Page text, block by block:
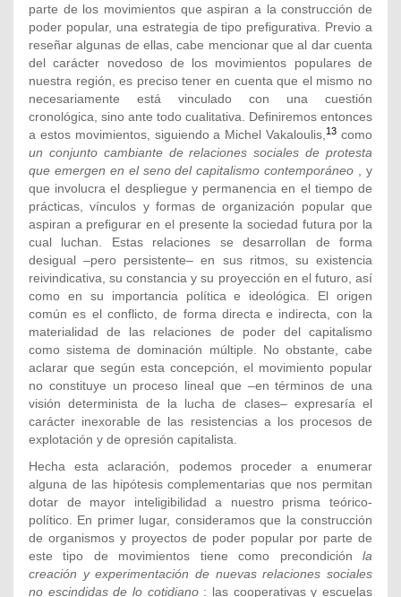
parte de los movimientos que aspiran a la construcción de
poder popular, una estrategia de tipo prefigurativa. Previo a
reseñar algunas de ellas, cabe mencionar que al dar cuenta
del carácter novedoso de los movimientos populares de
nuestra región, es preciso tener en cuenta que el mismo no
necesariamente está vinculado con una cuestión
cronológica, sino ante todo cualitativa. Definiremos entonces
a estos movimientos, siguiendo a Michel Vakaloulis,13 como
un conjunto cambiante de relaciones sociales de protesta
que emergen en el seno del capitalismo contemporáneo , y
que involucra el despliegue y permanencia en el tiempo de
prácticas, vínculos y formas de organización popular que
aspiran a prefigurar en el presente la sociedad futura por la
cual luchan. Estas relaciones se desarrollan de forma
desigual –pero persistente– en sus ritmos, su existencia
reivindicativa, su constancia y su proyección en el futuro, así
como en su importancia política e ideológica. El origen
común es el conflicto, de forma directa e indirecta, con la
materialidad de las relaciones de poder del capitalismo
como sistema de dominación múltiple. No obstante, cabe
aclarar que según esta concepción, el movimiento popular
no constituye un proceso lineal que –en términos de una
visión determinista de la lucha de clases– expresaría el
carácter inexorable de las resistencias a los procesos de
explotación y de opresión capitalista.
Hecha esta aclaración, podemos proceder a enumerar
alguna de las hipótesis complementarias que nos permitan
dotar de mayor inteligibilidad a nuestro prisma teórico-
político. En primer lugar, consideramos que la construcción
de organismos y proyectos de poder popular por parte de
este tipo de movimientos tiene como precondición la
creación y experimentación de nuevas relaciones sociales
no escindidas de lo cotidiano: las cooperativas y escuelas